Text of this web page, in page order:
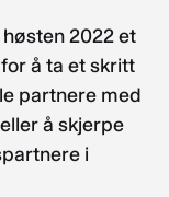
2022 et
å ta et skritt
partnere med
å skjerpe
i